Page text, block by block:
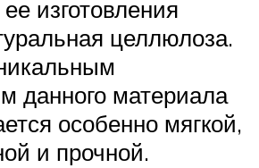
изготовления
целлюлоза.
данного материала
особенно мягкой,
и прочной.